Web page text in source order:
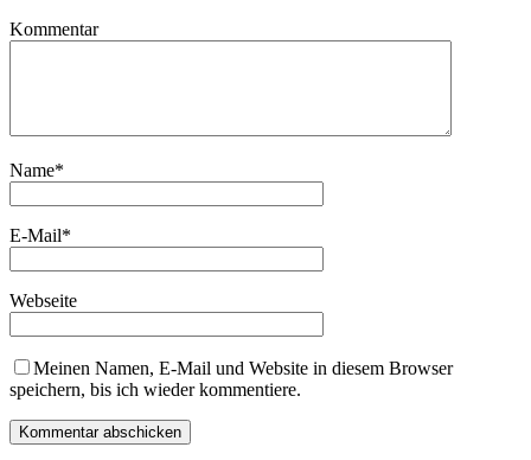
Kommentar
Name*
E-Mail*
Webseite
Meinen Namen, E-Mail und Website in diesem Browser
speichern, bis ich wieder kommentiere.